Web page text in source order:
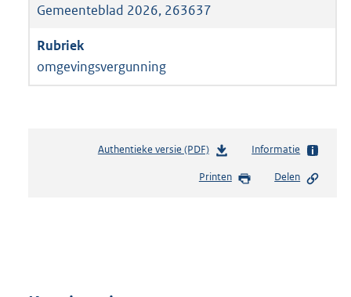
Gemeenteblad 2026, 263637
omgevingsvergunning
Authentieke versie (PDF)b
s
Informatie
Printen Delen